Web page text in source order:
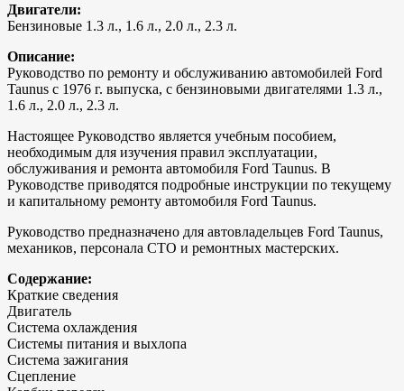
Двигатели:
Бензиновые 1.3 л., 1.6 л., 2.0 л., 2.3 л.
Описание:
Руководство по ремонту и обслуживанию автомобилей Ford
Taunus с 1976 г. выпуска, с бензиновыми двигателями 1.3 л.,
1.6 л., 2.0 л., 2.3 л.
Настоящее Руководство является учебным пособием,
необходимым для изучения правил эксплуатации,
обслуживания и ремонта автомобиля Ford Taunus. В
Руководстве приводятся подробные инструкции по текущему
и капитальному ремонту автомобиля Ford Taunus.
Руководство предназначено для автовладельцев Ford Taunus,
механиков, персонала СТО и ремонтных мастерских.
Содержание:
Краткие сведения
Двигатель
Система охлаждения
Системы питания и выхлопа
Система зажигания
Сцепление